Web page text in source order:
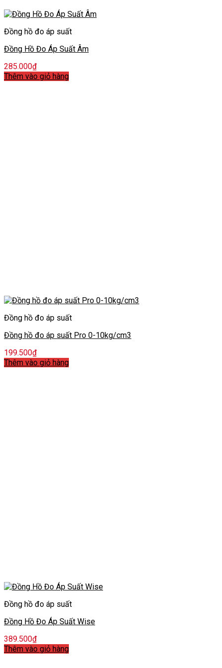
Đồng hồ đo áp suất
Đồng Hồ Đo Áp Suất Âm
285.000₫
Thêm vào giỏ hàng
Đồng hồ đo áp suất
Đồng hồ đo áp suất Pro 0-10kg/cm3
199.500₫
Thêm vào giỏ hàng
Đồng hồ đo áp suất
Đồng Hồ Đo Áp Suất Wise
389.500₫
Thêm vào giỏ hàng